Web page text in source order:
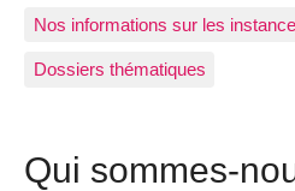
Nos informations sur les
Dossiers thématiques
Qui sommes-